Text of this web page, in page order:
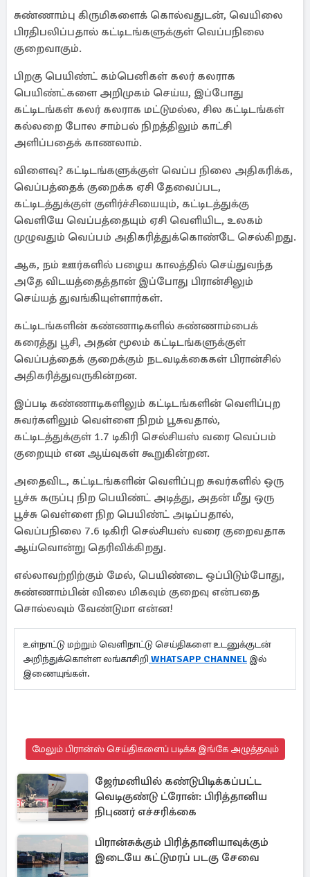
சுண்ணாம்பு கிருமிகளைக் கொல்வதுடன், வெயிலை
பிரதிபலிப்பதால் கட்டிடங்களுக்குள் வெப்பநிலை
குறைவாகும்.
பிறகு பெயிண்ட் கம்பெனிகள் கலர் கலராக
பெயிண்ட்களை அறிமுகம் செய்ய, இப்போது
கட்டிடங்கள் கலர் கலராக மட்டுமல்ல, சில கட்டிடங்கள்
கல்லறை போல சாம்பல் நிறத்திலும் காட்சி
அளிப்பதைக் காணலாம்.
விளைவு? கட்டிடங்களுக்குள் வெப்ப நிலை அதிகரிக்க,
வெப்பத்தைக் குறைக்க ஏசி தேவைப்பட,
கட்டிடத்துக்குள் குளிர்ச்சியையும், கட்டிடத்துக்கு
வெளியே வெப்பத்தையும் ஏசி வெளியிட, உலகம்
முழுவதும் வெப்பம் அதிகரித்துக்கொண்டே செல்கிறது.
ஆக, நம் ஊர்களில் பழைய காலத்தில் செய்துவந்த
அதே விடயத்தைத்தான் இப்போது பிரான்சிலும்
செய்யத் துவங்கியுள்ளார்கள்.
கட்டிடங்களின் கண்ணாடிகளில் சுண்ணாம்பைக்
கரைத்து பூசி, அதன் மூலம் கட்டிடங்களுக்குள்
வெப்பத்தைக் குறைக்கும் நடவடிக்கைகள் பிரான்சில்
அதிகரித்துவருகின்றன.
இப்படி கண்ணாடிகளிலும் கட்டிடங்களின் வெளிப்புற
சுவர்களிலும் வெள்ளை நிறம் பூசுவதால்,
கட்டிடத்துக்குள் 1.7 டிகிரி செல்சியஸ் வரை வெப்பம்
குறையும் என ஆய்வுகள் கூறுகின்றன.
அதைவிட, கட்டிடங்களின் வெளிப்புற சுவர்களில் ஒரு
பூச்சு கருப்பு நிற பெயிண்ட் அடித்து, அதன் மீது ஒரு
பூச்சு வெள்ளை நிற பெயிண்ட் அடிப்பதால்,
வெப்பநிலை 7.6 டிகிரி செல்சியஸ் வரை குறைவதாக
ஆய்வொன்று தெரிவிக்கிறது.
எல்லாவற்றிற்கும் மேல், பெயிண்டை ஒப்பிடும்போது,
சுண்ணாம்பின் விலை மிகவும் குறைவு என்பதை
சொல்லவும் வேண்டுமா என்ன!
உள்நாட்டு மற்றும் வெளிநாட்டு செய்திகளை உடனுக்குடன்
அறிந்துக்கொள்ள லங்காசிறி WHATSAPP CHANNEL இல்
இணையுங்கள்.
மேலும் பிரான்ஸ் செய்திகளைப் படிக்க இங்கே அழுத்தவும்
ஜேர்மனியில் கண்டுபிடிக்கப்பட்ட
வெடிகுண்டு ட்ரோன்: பிரித்தானிய
நிபுணர் எச்சரிக்கை
பிரான்சுக்கும் பிரித்தானியாவுக்கும்
இடையே கட்டுமரப் படகு சேவை